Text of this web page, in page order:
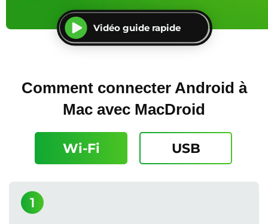
Vidéo guide rapide
Comment connecter Android à
Mac avec MacDroid
Wi-Fi USB
1